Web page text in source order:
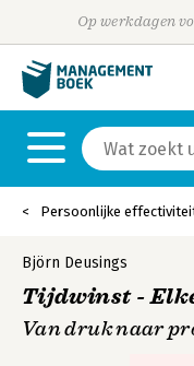
Op werkdagen
Persoonlijke
Björn Deusings
Tijdwinst -
Van druk naar